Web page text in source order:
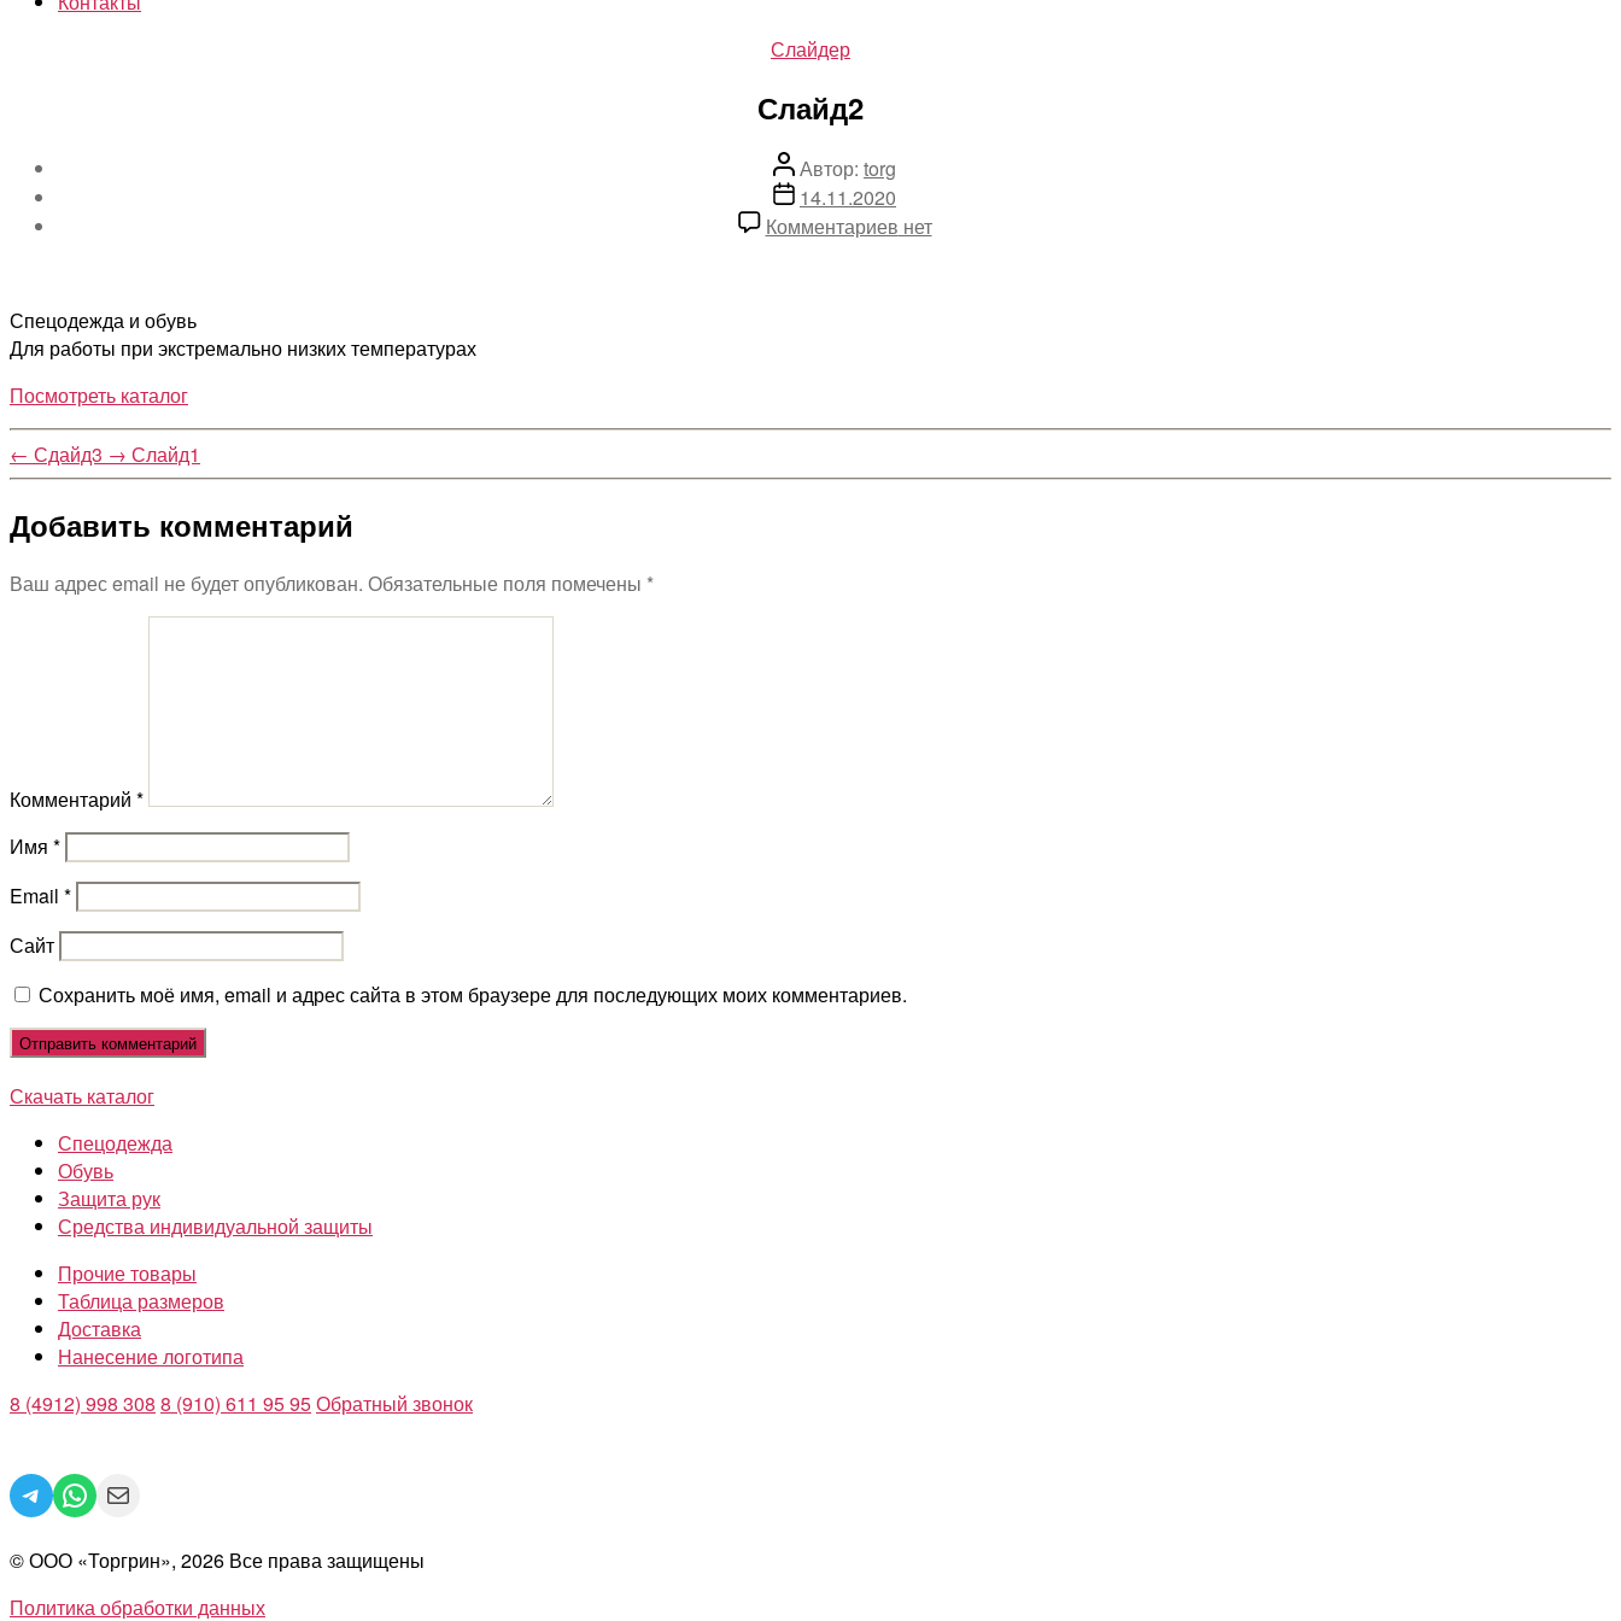
Рубрики
Слайдер
Слайд2
Автор
записи
Автор: torg
Дата
записи
14.11.2020
Комментариевкнет
Спецодежда и обувь
Для работы при экстремально низких температурах
Посмотреть каталог
← Сдайд3 → Слайд1
Добавить комментарий
Ваш адрес email не будет опубликован. Обязательные поля помечены *
Комментарий *
Имя *
Email *
Сайт
Сохранить моё имя, email и адрес сайта в этом браузере для последующих моих комментариев.
Скачать каталог
Спецодежда
Обувь
Защита рук
Средства индивидуальной защиты
Прочие товары
Таблица размеров
Доставка
Нанесение логотипа
8 (4912) 998 308 8 (910) 611 95 95Обратный звонок
Telegram
WhatsApp
Mail
© ООО «Торгрин», 2026 Все права защищены
Политика обработки данных